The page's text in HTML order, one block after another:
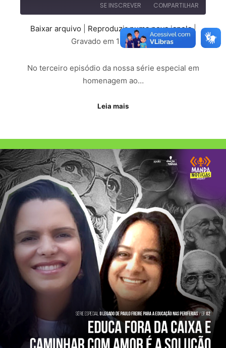
SE INSCREVER COMPARTILHAR
COMPARTILHAR
Baixar arquivo Reproduzir numa nova janela|
Gravado em 18/01/2022
No terceiro episódio da nossa série especial em
homenagem ao…
Leia mais